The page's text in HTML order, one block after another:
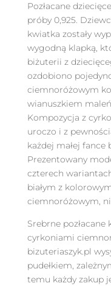
Pozłacane
próby 0,925.
kwiatka zostały
wygodną klapką,
biżuterii z
ozdobiono
ciemnoróżowym
wianuszkiem
Kompozycja z
uroczo i z
każdej małej
Prezentowany
czterech
białym z
ciemnoróżowym,
Srebrne
cyrkoniami
bizuteriaszyk.pl
pudełkiem,
temu każdy zakup